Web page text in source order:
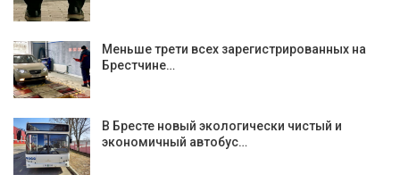
Меньше трети всех зарегистрированных на
Брестчине…
В Бресте новый экологически чистый и
экономичный автобус…